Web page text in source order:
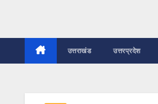
उत्तराखंड उत्तरप्रदेश